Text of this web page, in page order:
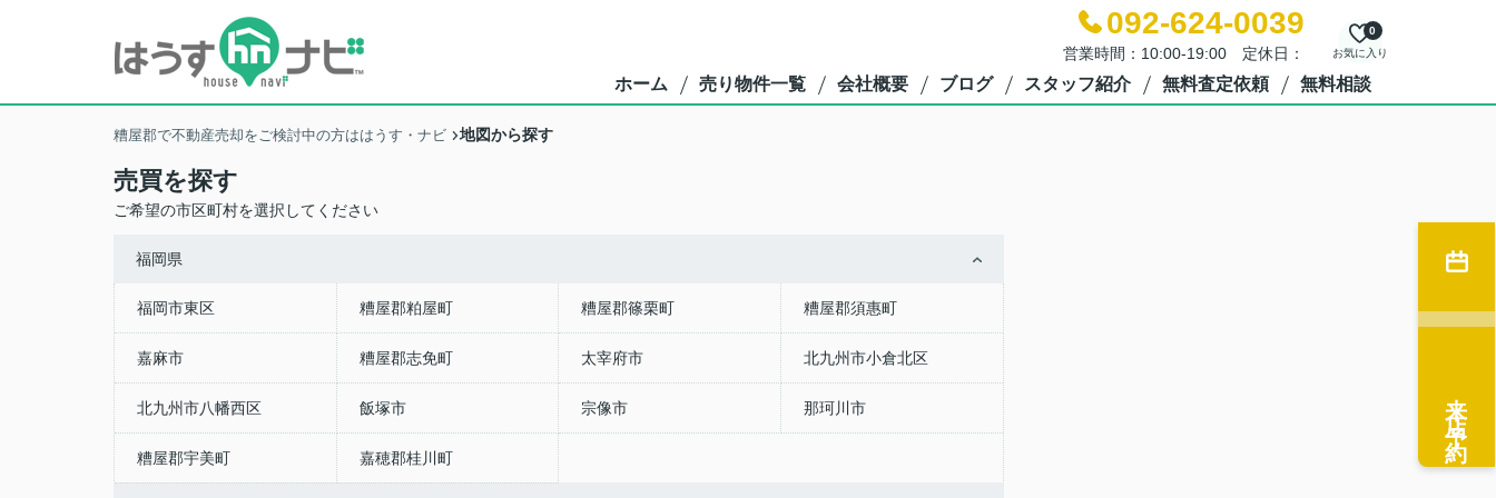
092-624-0039
営業時間：10:00-19:00 定休日： お気に入り
0
ホーム 売り物件一覧 会社概要 ブログ スタッフ紹介 無料査定依頼 無料相談
糟屋郡で不動産売却をご検討中の方ははうす・ナビ 地図から探す
売買を探す
ご希望の市区町村を選択してください
福岡県
福岡市東区 糟屋郡粕屋町 糟屋郡篠栗町 糟屋郡須惠町
嘉麻市 糟屋郡志免町 太宰府市 北九州市小倉北区
北九州市八幡西区 飯塚市 宗像市 那珂川市
糟屋郡宇美町 嘉穂郡桂川町
来店予約